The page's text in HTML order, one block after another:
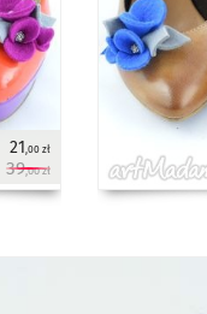
21,00 zł
39,00 zł